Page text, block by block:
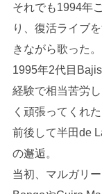
それでも1994年
り、復活ライブ
きながら歌った。
1995年2代目
経験で相当苦労
く頑張ってくれた
前後して半田de
の邂逅。
当初、マルガリ